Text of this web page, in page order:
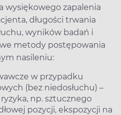
wysiękowego zapalenia
długości trwania
wyników badań i
metody postępowania
nasileniu:
w przypadku
(bez niedosłuchu) –
np. sztucznego
pozycji, ekspozycji na